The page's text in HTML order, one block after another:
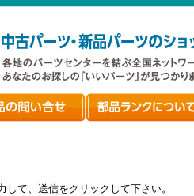
て、送信をクリックして下さい。